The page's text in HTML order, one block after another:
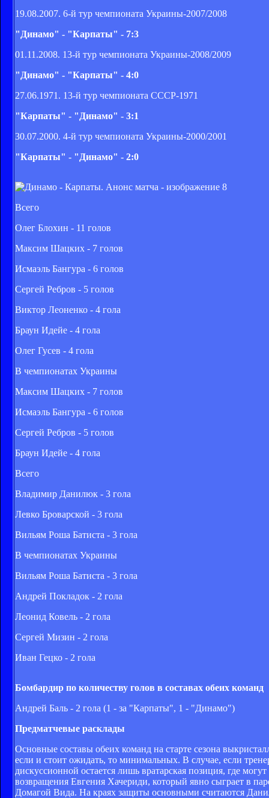
19.08.2007. 6-й тур чемпионата Украины-2007/2008
"Динамо" - "Карпаты" - 7:3
01.11.2008. 13-й тур чемпионата Украины-2008/2009
"Динамо" - "Карпаты" - 4:0
27.06.1971. 13-й тур чемпионата СССР-1971
"Карпаты" - "Динамо" - 3:1
30.07.2000. 4-й тур чемпионата Украины-2000/2001
"Карпаты" - "Динамо" - 2:0
Всего
Олег Блохин - 11 голов
Максим Шацких - 7 голов
Исмаэль Бангура - 6 голов
Сергей Ребров - 5 голов
Виктор Леоненко - 4 гола
Браун Идейе - 4 гола
Олег Гусев - 4 гола
В чемпионатах Украины
Максим Шацких - 7 голов
Исмаэль Бангура - 6 голов
Сергей Ребров - 5 голов
Браун Идейе - 4 гола
Всего
Владимир Данилюк - 3 гола
Левко Броварской - 3 гола
Вильям Роша Батиста - 3 гола
В чемпионатах Украины
Вильям Роша Батиста - 3 гола
Андрей Покладок - 2 гола
Леонид Ковель - 2 гола
Сергей Мизин - 2 гола
Иван Гецко - 2 гола
Бомбардир по количеству голов в составах обеих команд
Андрей Баль - 2 гола (1 - за "Карпаты", 1 - "Динамо")
Предматчевые расклады
Основные составы обеих команд на старте сезона
если и стоит ожидать, то минимальных. В случае, если
дискуссионной остается лишь вратарская позиция, где
возвращения Евгения Хачериди, который явно сыграет в
Домагой Вида. На краях защиты основными считаются